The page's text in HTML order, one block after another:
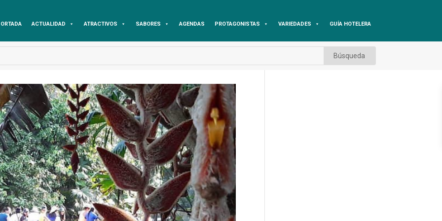
ACTUALIDAD ATRACTIVOS SABORES AGENDAS PROTAGONISTAS VARIEDADES GUÍA HOTELERA